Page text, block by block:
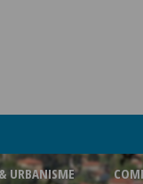
URBANISME